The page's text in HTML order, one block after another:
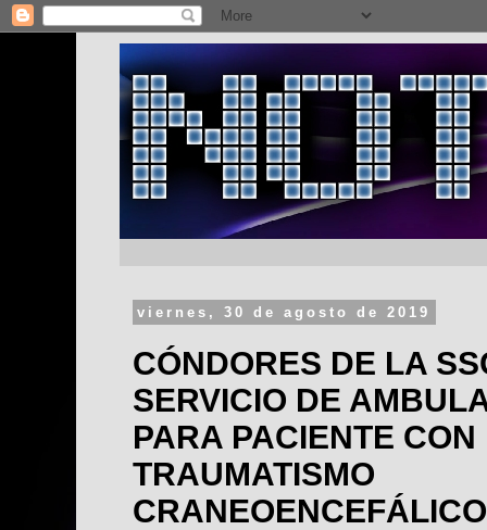
viernes, 30 de agosto de 2019
CÓNDORES DE LA
SERVICIO DE
PARA PACIENTE CON
TRAUMATISMO
CRANEOENCEFÁLICO